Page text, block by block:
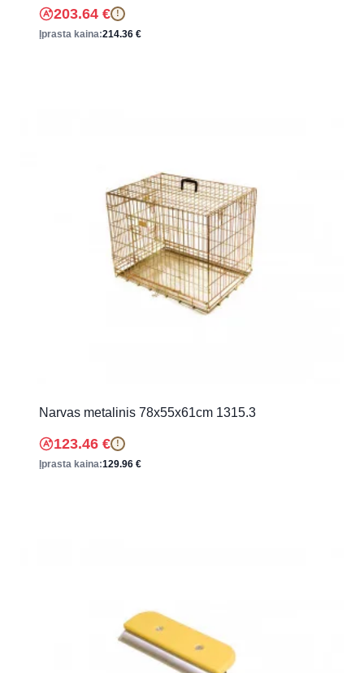
203.64 € !
Įprasta kaina:214.36 €
Narvas metalinis 78x55x61cm 1315.3
123.46 € !
Įprasta kaina:129.96 €